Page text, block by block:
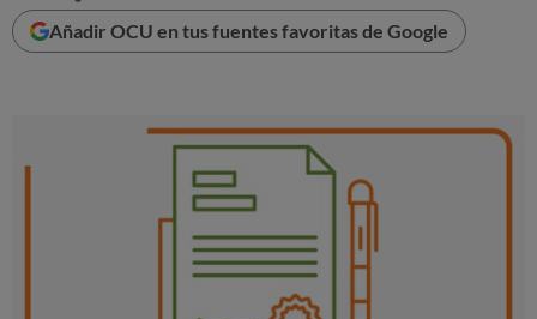
Añadir OCU en tus fuentes favoritas de Google